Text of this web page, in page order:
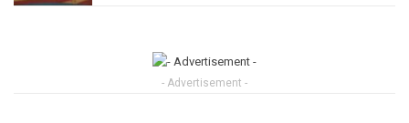
- Advertisement -